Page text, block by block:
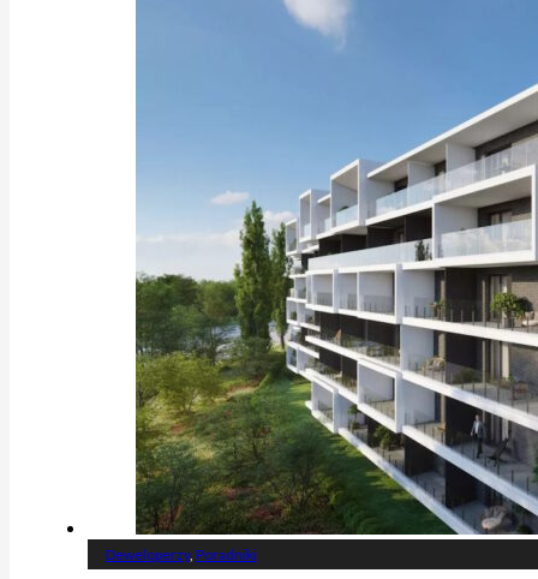
Deweloperzy, Poradniki